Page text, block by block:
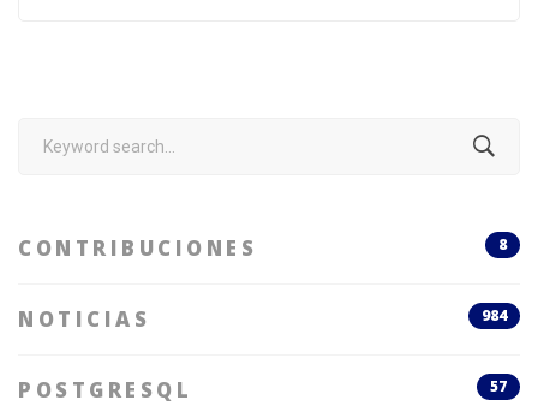
CONTRIBUCIONES 8
NOTICIAS 984
POSTGRESQL 57